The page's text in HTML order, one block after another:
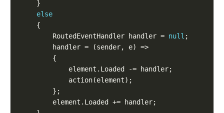
else
        RoutedEventHandler handler =
null